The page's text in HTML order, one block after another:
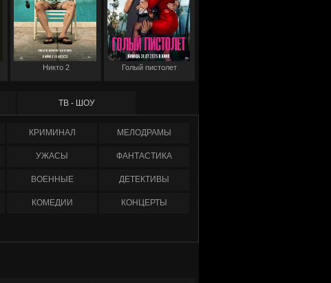
Никто 2 Голый пистолет
ТВ - ШОУ
КРИМИНАЛ МЕЛОДРАМЫ
УЖАСЫ ФАНТАСТИКА
ВОЕННЫЕ ДЕТЕКТИВЫ
КОМЕДИИ КОНЦЕРТЫ